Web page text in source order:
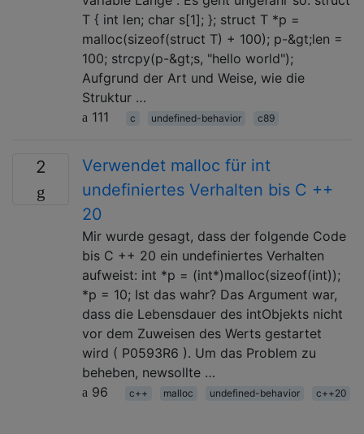
T { int len; char s[1]; }; struct T *p =
malloc(sizeof(struct T) + 100); p-&gt;len =
100; strcpy(p-&gt;s, "hello world");
Aufgrund der Art und Weise, wie die
Struktur …
111
c undefined-behavior c89
2
Verwendet malloc für int
undefiniertes Verhalten bis C ++
20
Mir wurde gesagt, dass der folgende Code
bis C ++ 20 ein undefiniertes Verhalten
aufweist: int *p = (int*)malloc(sizeof(int));
*p = 10; Ist das wahr? Das Argument war,
dass die Lebensdauer des intObjekts nicht
vor dem Zuweisen des Werts gestartet
wird ( P0593R6 ). Um das Problem zu
beheben, newsollte …
96
c++ malloc undefined-behavior c++20